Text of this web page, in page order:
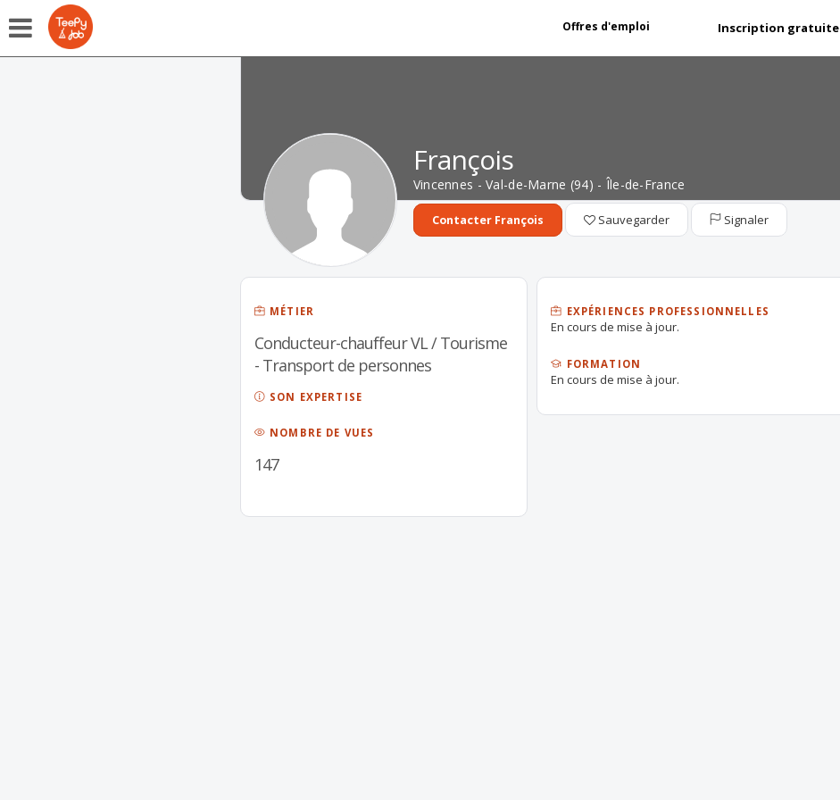
Offres d'emploi Inscription gratuite
François
Vincennes - Val-de-Marne (94) - Île-de-France
Contacter François Sauvegarder Signaler
MÉTIER
Conducteur-chauffeur VL / Tourisme
- Transport de personnes
SON EXPERTISE
NOMBRE DE VUES
147
EXPÉRIENCES PROFESSIONNELLES
En cours de mise à jour.
FORMATION
En cours de mise à jour.